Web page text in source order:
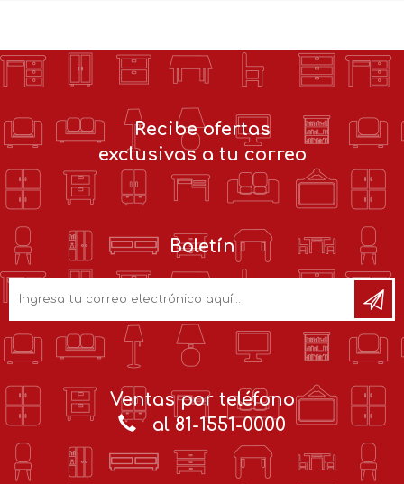
Recibe ofertas
exclusivas a tu correo
Boletín
Ventas por teléfono
al 81-1551-0000